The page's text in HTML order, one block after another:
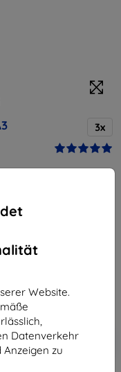
Website.
Datenverkehr
zu
3x
dafür!
In den
Warenkorb